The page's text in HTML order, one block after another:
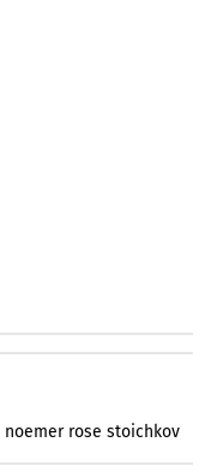
noemer rose stoichkov